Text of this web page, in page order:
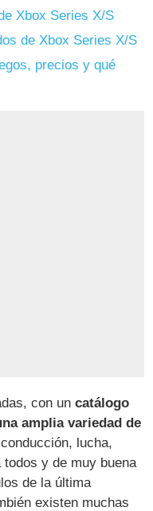
Xbox Series X/S
de Xbox Series X/S
precios y qué
con uncatálogo
amplia variedad de
lucha,
y de muy buena
de la última
existen muchas